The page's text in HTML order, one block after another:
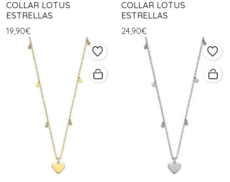
COLLAR LOTUS
ESTRELLAS
19,90€
COLLAR LOTUS
ESTRELLAS
24,90€